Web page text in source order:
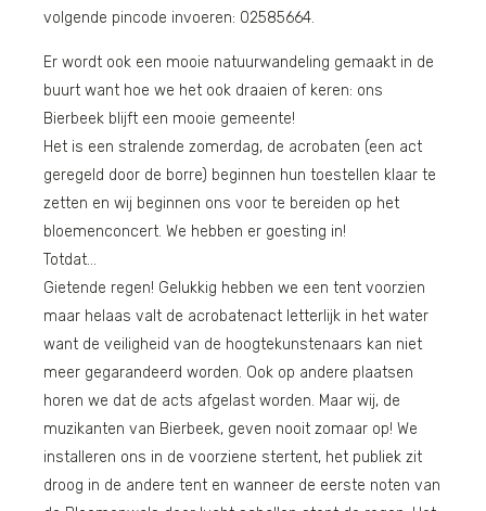
volgende pincode invoeren: 02585664.
Er wordt ook een mooie natuurwandeling gemaakt in de
buurt want hoe we het ook draaien of keren: ons
Bierbeek blijft een mooie gemeente!
Het is een stralende zomerdag, de acrobaten (een act
geregeld door de borre) beginnen hun toestellen klaar te
zetten en wij beginnen ons voor te bereiden op het
bloemenconcert. We hebben er goesting in!
Totdat…
Gietende regen! Gelukkig hebben we een tent voorzien
maar helaas valt de acrobatenact letterlijk in het water
want de veiligheid van de hoogtekunstenaars kan niet
meer gegarandeerd worden. Ook op andere plaatsen
horen we dat de acts afgelast worden. Maar wij, de
muzikanten van Bierbeek, geven nooit zomaar op! We
installeren ons in de voorziene stertent, het publiek zit
droog in de andere tent en wanneer de eerste noten van